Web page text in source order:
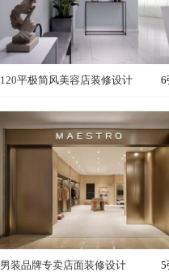
装修成这样要花多少钱？
120平极简风美容店装修设计 6
装修成这样要花多少钱？
男装品牌专卖店面装修设计 5